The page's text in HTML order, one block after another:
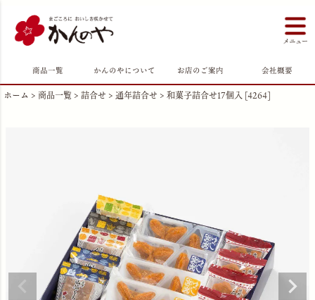
商品一覧 かんのやについて お店のご案内 会社概要
ホーム 商品一覧 詰合せ 通年詰合せ 和菓子詰合せ17個入 [4264]